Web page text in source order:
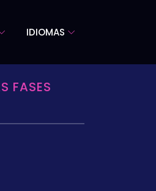
IDIOMAS
FASES